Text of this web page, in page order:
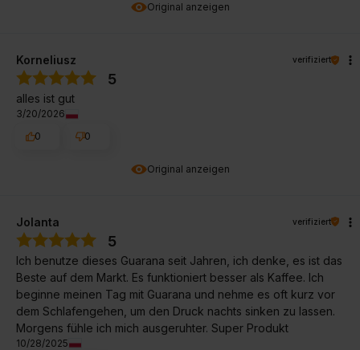
Original anzeigen
Original anzeigen
Korneliusz verifiziert
5
alles ist gut
3/20/2026
0
0
Jolanta verifiziert
5
Ich benutze dieses Guarana seit Jahren, ich denke, es ist das
Beste auf dem Markt. Es funktioniert besser als Kaffee. Ich
beginne meinen Tag mit Guarana und nehme es oft kurz vor
dem Schlafengehen, um den Druck nachts sinken zu lassen.
Morgens fühle ich mich ausgeruhter. Super Produkt
10/28/2025